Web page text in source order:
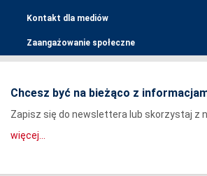
Kontakt dla mediów
Zaangażowanie społeczne
Chcesz być na bieżąco z
Zapisz się do newslettera lub skorzystaj z
więcej...